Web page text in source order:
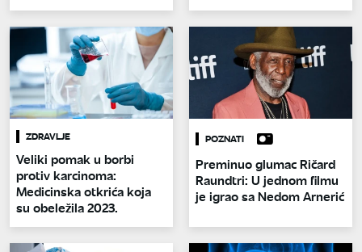
ZDRAVLJE
Veliki pomak u borbi
protiv karcinoma:
Medicinska otkrića koja
su obeležila 2023.
POZNATI
Preminuo glumac Ričard
Raundtri: U jednom filmu
je igrao sa Nedom Arnerić